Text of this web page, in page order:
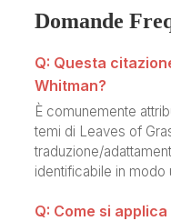
Domande
Q: Questa
Whitman?
È comunemente
temi di Leaves of
traduzione/
identificabile in modo
Q: Come si